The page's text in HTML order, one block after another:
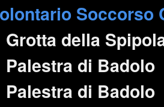
Soccorso
Grotta della
Palestra di Badolo
Palestra di Badolo